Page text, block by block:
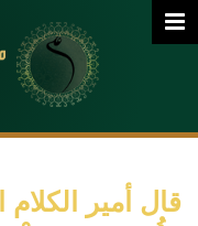
قال أمير